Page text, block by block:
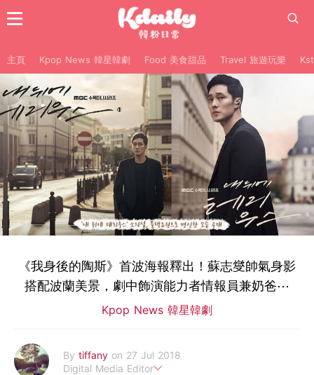
主頁 Kpop News 韓星韓劇 Food 美食甜品 Travel 旅遊玩樂
《我身後的陶斯》首波海報釋出！蘇志燮帥氣身影
搭配波蘭美景，劇中飾演能力者情報員兼奶爸⋯
Kpop News 韓星韓劇
By tiffany on 27 Jul 2018
Digital Media Editor